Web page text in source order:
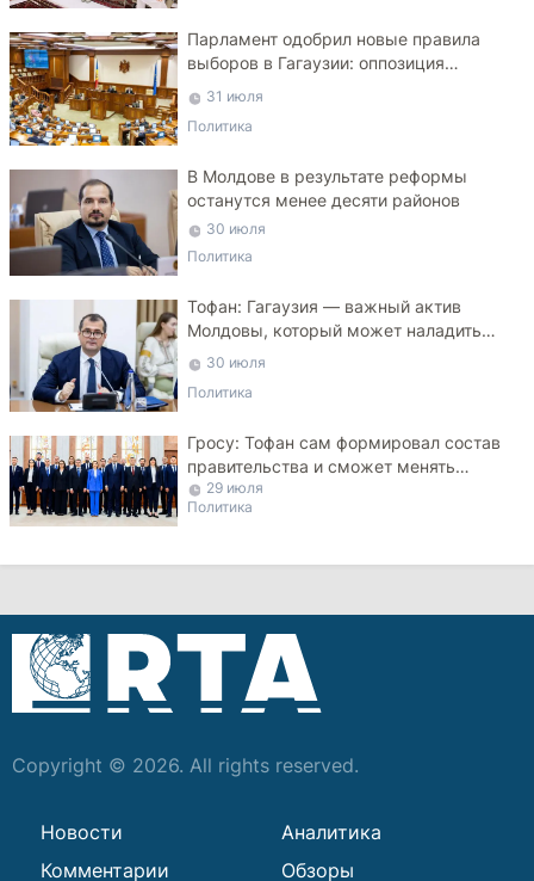
Парламент одобрил новые правила
выборов в Гагаузии: оппозиция
критикует законопроект
31 июля
Политика
В Молдове в результате реформы
останутся менее десяти районов
30 июля
Политика
Тофан: Гагаузия — важный актив
Молдовы, который может наладить
мосты с Турцией
30 июля
Политика
Гросу: Тофан сам формировал состав
правительства и сможет менять
министров
29 июля
Политика
Copyright © 2026. All rights reserved.
Новости
Аналитика
Комментарии
Обзоры